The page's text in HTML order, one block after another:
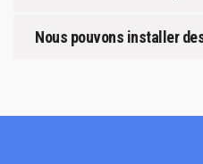
Nous pouvons installer